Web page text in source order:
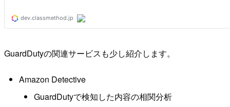
GuardDutyの関連サービスも少し紹介します。
Amazon Detective
GuardDutyで検知した内容の相関分析